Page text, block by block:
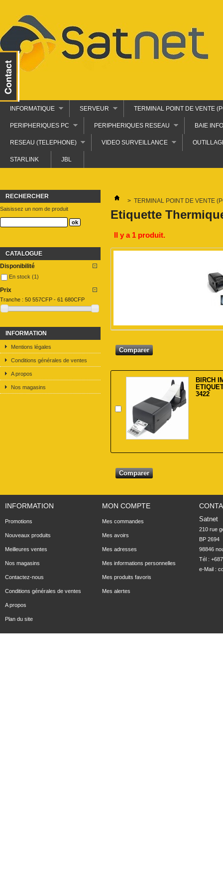
INFORMATIQUE SERVEUR TERMINAL POINT DE VENTE
PERIPHERIQUES PC PERIPHERIQUES RESEAU BAIE
RESEAU (TELEPHONE) VIDEO SURVEILLANCE
STARLINK JBL
RECHERCHER
Saisissez un nom de produit
CATALOGUE
Disponibilité
En stock (1)
Prix
Tranche : 50 557CFP - 61 680CFP
INFORMATION
Mentions légales
Conditions générales de ventes
A propos
Nos magasins
> TERMINAL POINT DE VENTE
Etiquette
Il y a 1 produit.
BIRCH
3422
INFORMATION
Promotions
Nouveaux produits
Meilleures ventes
Nos magasins
Contactez-nous
Conditions générales de ventes
A propos
Plan du site
MON COMPTE
Mes commandes
Mes avoirs
Mes adresses
Mes informations personnelles
Mes produits favoris
Mes alertes
Satnet
210 rue
BP 2694
98846
Tél :
e-Mail :